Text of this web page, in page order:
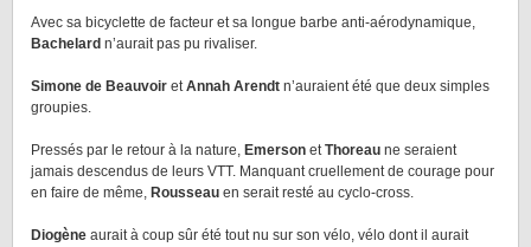
Avec sa bicyclette de facteur et sa longue barbe anti-aérodynamique,
Bachelard n’aurait pas pu rivaliser.
Simone de Beauvoir etAnnah Arendt n’auraient été que deux simples
groupies.
Pressés par le retour à la nature, Emerson etThoreau ne seraient
jamais descendus de leurs VTT. Manquant cruellement de courage pour
en faire de même, Rousseau en serait resté au cyclo-cross.
Diogène aurait à coup sûr été tout nu sur son vélo, vélo dont il aurait